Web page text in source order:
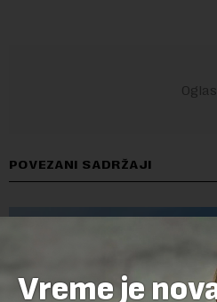
POVEZANI SADRŽAJI
Vreme je